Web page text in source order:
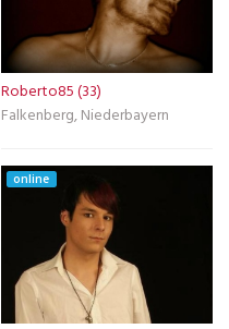
Roberto85 (33)
Falkenberg, Niederbayern
online